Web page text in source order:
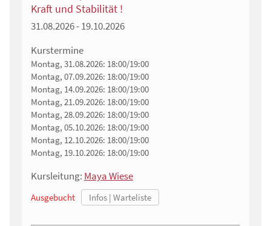
Kraft und Stabilität !
31.08.2026 - 19.10.2026
Kurstermine
Montag, 31.08.2026: 18:00/19:00
Montag, 07.09.2026: 18:00/19:00
Montag, 14.09.2026: 18:00/19:00
Montag, 21.09.2026: 18:00/19:00
Montag, 28.09.2026: 18:00/19:00
Montag, 05.10.2026: 18:00/19:00
Montag, 12.10.2026: 18:00/19:00
Montag, 19.10.2026: 18:00/19:00
Kursleitung: Maya Wiese
Ausgebucht